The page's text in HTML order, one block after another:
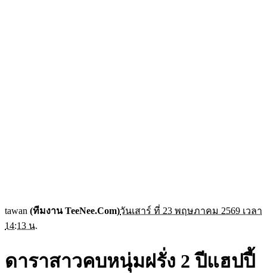
tawan (ทีมงาน TeeNee.Com)วันเสาร์ ที่ 23 พฤษภาคม 2569 เวลา
14:13 น.
ดาราสาวคบหนุ่มฝรั่ง 2 ปีแฮปปี้